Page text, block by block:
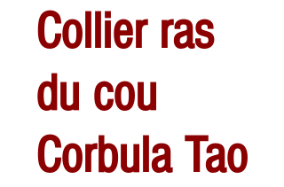
Collier ras
du cou
Corbula Tao